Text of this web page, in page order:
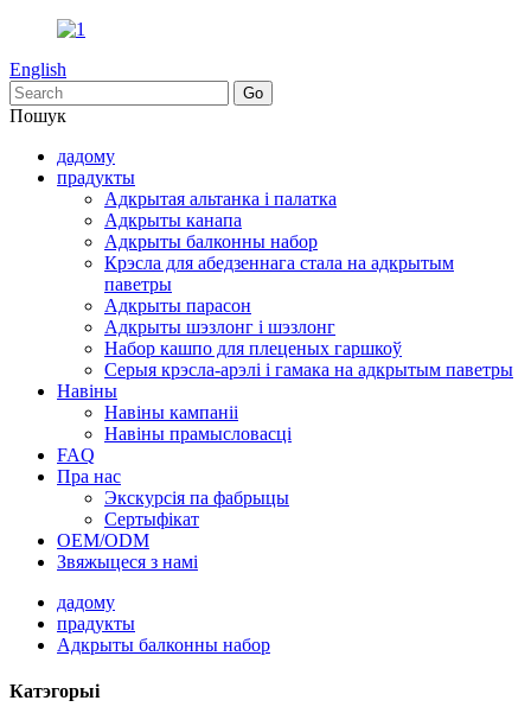
English
Пошук
дадому
прадукты
Адкрытая альтанка і палатка
Адкрыты канапа
Адкрыты балконны набор
Крэсла для абедзеннага стала на адкрытым
паветры
Адкрыты парасон
Адкрыты шэзлонг і шэзлонг
Набор кашпо для плеценых гаршкоў
Серыя крэсла-арэлі і гамака на адкрытым паветры
Навіны
Навіны кампаніі
Навіны прамысловасці
FAQ
Пра нас
Экскурсія па фабрыцы
Сертыфікат
OEM/ODM
Звяжыцеся з намі
дадому
прадукты
Адкрыты балконны набор
Катэгорыі